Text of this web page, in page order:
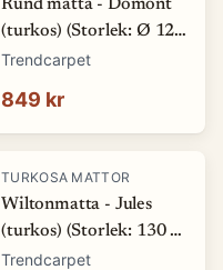
Rund matta - Domont
(turkos) (Storlek: Ø 120
cm)
Trendcarpet
849 kr
TURKOSA MATTOR
Wiltonmatta - Jules
(turkos) (Storlek: 130 x
190 cm)
Trendcarpet